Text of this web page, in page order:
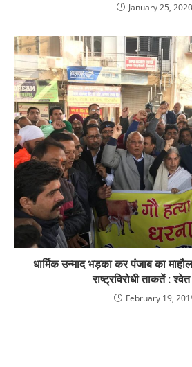
January 25, 2020
धार्मिक उन्माद भड़का कर पंजाब का
राष्ट्रविरोधी ताकतें :
February 19,